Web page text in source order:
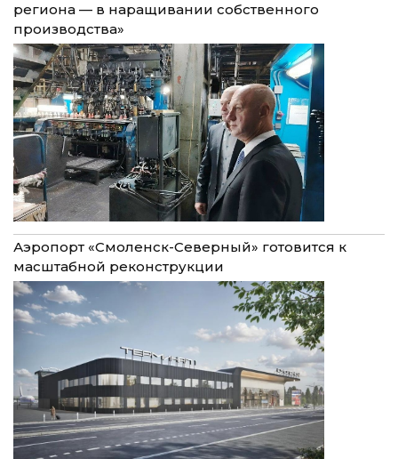
региона — в наращивании собственного
производства»
Аэропорт «Смоленск-Северный» готовится к
масштабной реконструкции